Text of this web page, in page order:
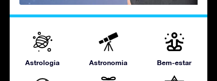
Astrologia Astronomia Bem-estar